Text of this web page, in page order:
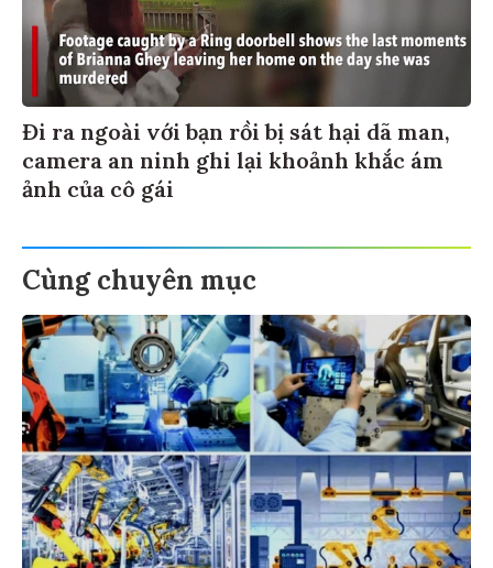
Đi ra ngoài với bạn rồi bị sát hại dã man,
camera an ninh ghi lại khoảnh khắc ám
ảnh của cô gái
Cùng chuyên mục